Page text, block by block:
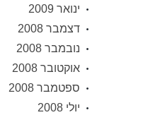
ינואר 2009
דצמבר 2008
נובמבר 2008
אוקטובר 2008
ספטמבר 2008
יולי 2008